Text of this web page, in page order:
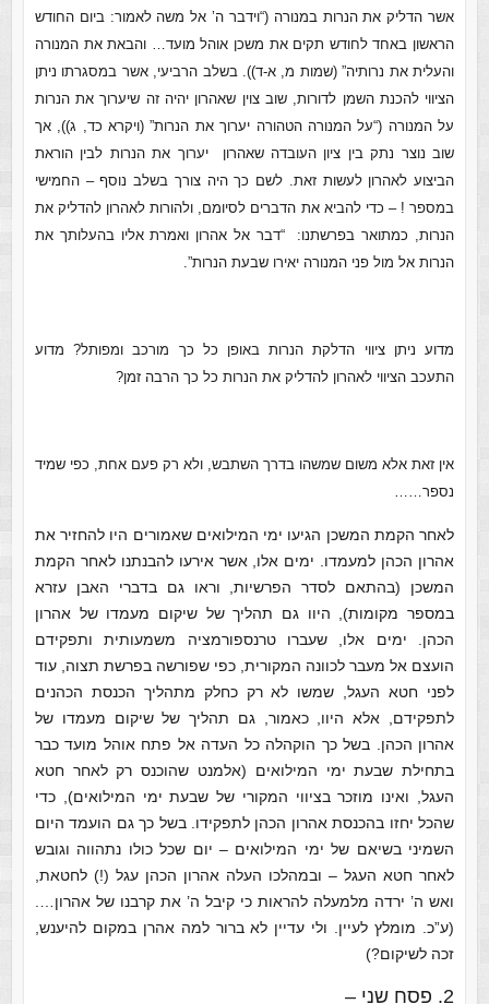
אשר הדליק את הנרות במנורה (“וידבר ה’ אל משה לאמור: ביום החודש
הראשון באחד לחודש תקים את משכן אוהל מועד… והבאת את המנורה
והעלית את נרותיה” (שמות מ, א-ד)). בשלב הרביעי, אשר במסגרתו ניתן
הציווי להכנת השמן לדורות, שוב צוין שאהרון יהיה זה שיערוך את הנרות
על המנורה (“על המנורה הטהורה יערוך את הנרות” (ויקרא כד, ג)), אך
שוב נוצר נתק בין ציון העובדה שאהרון יערוך את הנרות לבין הוראת
הביצוע לאהרון לעשות זאת. לשם כך היה צורך בשלב נוסף – החמישי
במספר ! – כדי להביא את הדברים לסיומם, ולהורות לאהרון להדליק את
הנרות, כמתואר בפרשתנו: “דבר אל אהרון ואמרת אליו בהעלותך את
הנרות אל מול פני המנורה יאירו שבעת הנרות”.
מדוע ניתן ציווי הדלקת הנרות באופן כל כך מורכב ומפותל? מדוע
התעכב הציווי לאהרון להדליק את הנרות כל כך הרבה זמן?
אין זאת אלא משום שמשהו בדרך השתבש, ולא רק פעם אחת, כפי שמיד
נספר……
לאחר הקמת המשכן הגיעו ימי המילואים שאמורים היו להחזיר את
אהרון הכהן למעמדו. ימים אלו, אשר אירעו להבנתנו לאחר הקמת
המשכן (בהתאם לסדר הפרשיות, וראו גם בדברי האבן עזרא
במספר מקומות), היוו גם תהליך של שיקום מעמדו של אהרון
הכהן. ימים אלו, שעברו טרנספורמציה משמעותית ותפקידם
הועצם אל מעבר לכוונה המקורית, כפי שפורשה בפרשת תצוה, עוד
לפני חטא העגל, שמשו לא רק כחלק מתהליך הכנסת הכהנים
לתפקידם, אלא היוו, כאמור, גם תהליך של שיקום מעמדו של
אהרון הכהן. בשל כך הוקהלה כל העדה אל פתח אוהל מועד כבר
בתחילת שבעת ימי המילואים (אלמנט שהוכנס רק לאחר חטא
העגל, ואינו מוזכר בציווי המקורי של שבעת ימי המילואים), כדי
שהכל יחזו בהכנסת אהרון הכהן לתפקידו. בשל כך גם הועמד היום
השמיני בשיאם של ימי המילואים – יום שכל כולו נתהווה וגובש
לאחר חטא העגל – ובמהלכו העלה אהרון הכהן עגל (!) לחטאת,
ואש ה’ ירדה מלמעלה להראות כי קיבל ה’ את קרבנו של אהרון….
(ע”כ. מומלץ לעיין. ולי עדיין לא ברור למה אהרן במקום להיענש,
זכה לשיקום?)
2. פסח שני –